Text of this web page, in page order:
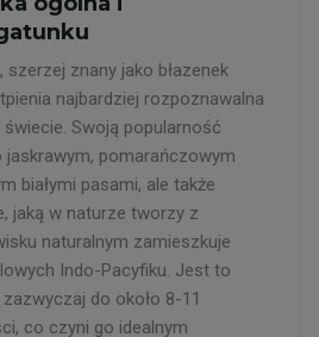
znany jako błazenek
najbardziej rozpoznawalna
świecie. Swoją popularność
jaskrawym, pomarańczowym
białymi pasami, ale także
jaką w naturze tworzy z
naturalnym zamieszkuje
Indo-Pacyfiku. Jest to
do około 8-11
co czyni go idealnym